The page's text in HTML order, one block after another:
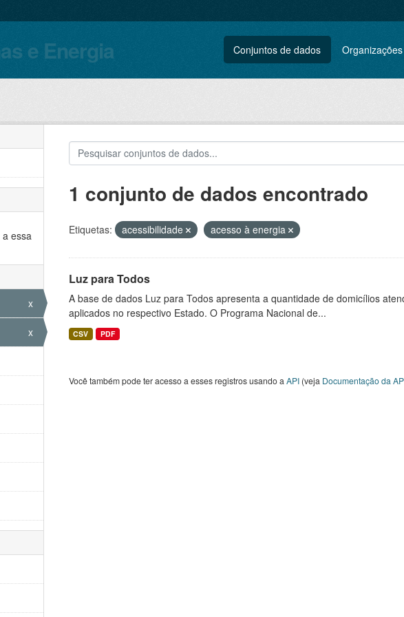
e Energia Conjuntos de dados Organizações
essa
x
x
1 conjunto de dados encontrado
Etiquetas: acessibilidade acesso à energia
Luz para Todos
A base de dados Luz para Todos apresenta a quantidade de domicílios
aplicados no respectivo Estado. O Programa Nacional de...
CSV PDF
Você também pode ter acesso a esses registros usando a API(veja Documentação da